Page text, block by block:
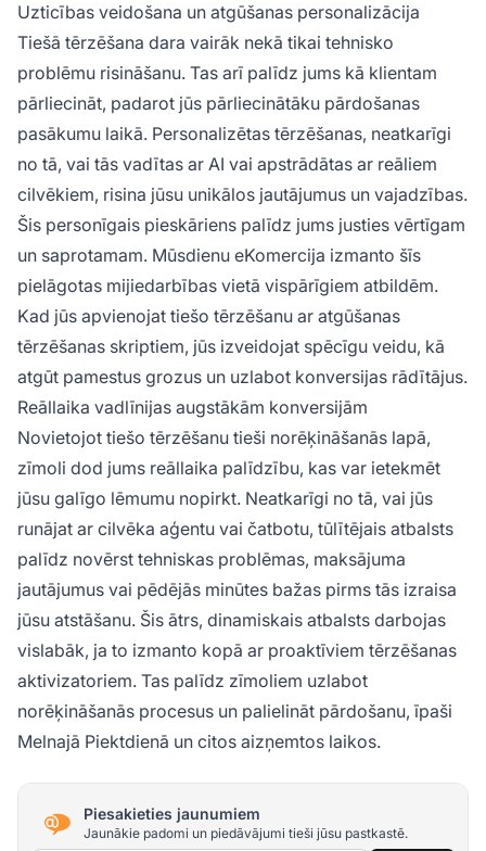
Uzticības veidošana un atgūšanas personalizācija
Tiešā tērzēšana dara vairāk nekā tikai tehnisko
problēmu risināšanu. Tas arī palīdz jums kā klientam
pārliecināt, padarot jūs pārliecinātāku pārdošanas
pasākumu laikā. Personalizētas tērzēšanas, neatkarīgi
no tā, vai tās vadītas ar AI vai apstrādātas ar reāliem
cilvēkiem, risina jūsu unikālos jautājumus un vajadzības.
Šis personīgais pieskāriens palīdz jums justies vērtīgam
un saprotamam. Mūsdienu eKomercija izmanto šīs
pielāgotas mijiedarbības vietā vispārīgiem atbildēm.
Kad jūs apvienojat tiešo tērzēšanu ar atgūšanas
tērzēšanas skriptiem, jūs izveidojat spēcīgu veidu, kā
atgūt pamestus grozus un uzlabot konversijas rādītājus.
Reāllaika vadlīnijas augstākām konversijām
Novietojot tiešo tērzēšanu tieši norēķināšanās lapā,
zīmoli dod jums reāllaika palīdzību, kas var ietekmēt
jūsu galīgo lēmumu nopirkt. Neatkarīgi no tā, vai jūs
runājat ar cilvēka aģentu vai čatbotu, tūlītējais atbalsts
palīdz novērst tehniskas problēmas, maksājuma
jautājumus vai pēdējās minūtes bažas pirms tās izraisa
jūsu atstāšanu. Šis ātrs, dinamiskais atbalsts darbojas
vislabāk, ja to izmanto kopā ar proaktīviem tērzēšanas
aktivizatoriem. Tas palīdz zīmoliem uzlabot
norēķināšanās procesus un palielināt pārdošanu, īpaši
Melnajā Piektdienā un citos aizņemtos laikos.
Piesakieties jaunumiem
Jaunākie padomi un piedāvājumi tieši jūsu pastkastē.